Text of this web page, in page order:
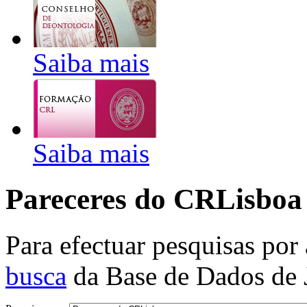
Saiba mais
Saiba mais
Pareceres do CRLisboa
Para efectuar pesquisas
busca da Base de Dados